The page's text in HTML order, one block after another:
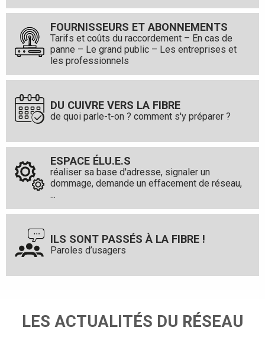
FOURNISSEURS ET ABONNEMENTS
Tarifs et coûts du raccordement – En cas de
panne – Le grand public – Les entreprises et
les professionnels
DU CUIVRE VERS LA FIBRE
de quoi parle-t-on ? comment s'y préparer ?
ESPACE ÉLU.E.S
réaliser sa base d'adresse, signaler un
dommage, demande un effacement de réseau,
...
ILS SONT PASSÉS À LA FIBRE !
Paroles d’usagers
LES ACTUALITÉS DU RÉSEAU